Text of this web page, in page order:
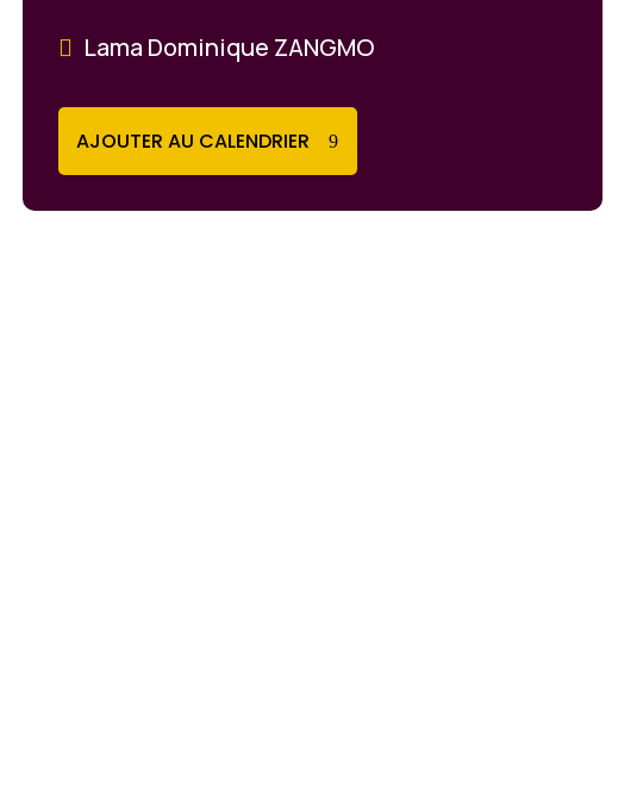
Lama Dominique ZANGMO
AJOUTER AU CALENDRIER